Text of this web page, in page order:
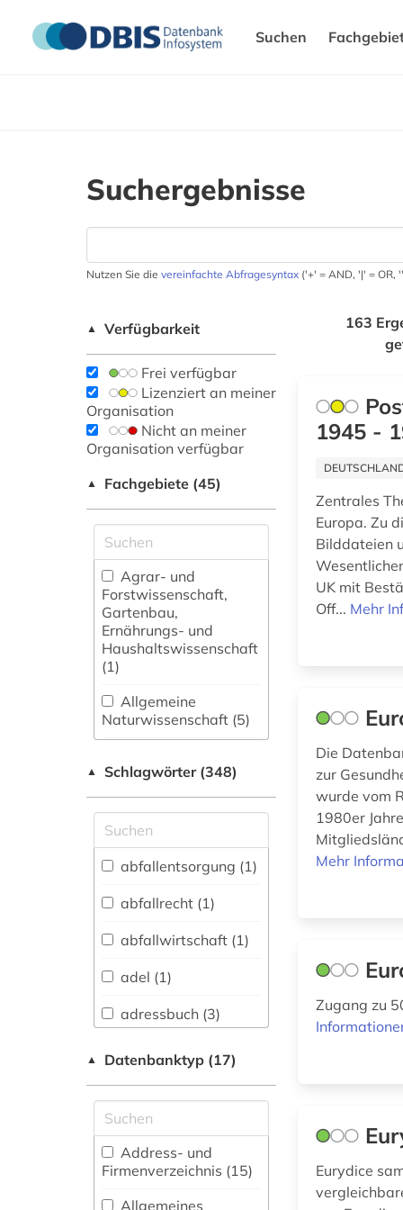
Suchen
Suchergebnisse
Nutzen Sie die vereinfachte Abfragesyntax ('+' = AND, '|' = OR,
▲ Verfügbarkeit
Frei verfügbar
Lizenziert an meiner
Organisation
Nicht an meiner
Organisation verfügbar
▲ Fachgebiete (45)
Agrar- und
Forstwissenschaft,
Gartenbau,
Ernährungs- und
Haushaltswissenschaft
(1)
Allgemeine
Naturwissenschaft (5)
fachübergreifende
Allgemeine und
vergleichende Sprach-
und
Literaturwissenschaft.
Indogermanistik.
Außereuropäische
Sprachen und
Anglistik.
Amerikanistik (3)
Vermessungswesen (4)
Biologie,
Biotechnologie (6)
Buch- und
▲ Schlagwörter (348)
abfallentsorgung (1)
abfallrecht (1)
abfallwirtschaft (1)
adel (1)
adressbuch (3)
(3)
afrika (5)
alf laila wa-laila (1)
altes buch (2)
▲ Datenbanktyp (17)
Address- und
Firmenverzeichnis (15)
Allgemeines
163
1945 -
Zentrales
Europa. Zu
Bilddateien
UK mit
Off... Mehr
Die
zur
wurde vom
1980er
Mehr
Zugang zu
Eurydice